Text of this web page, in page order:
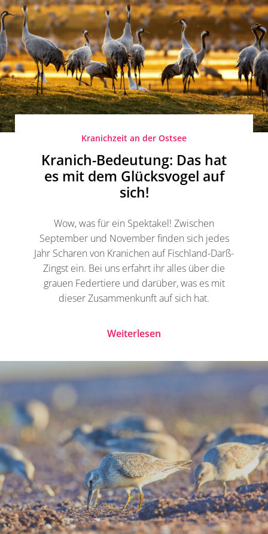
Kranichzeit an der Ostsee
Kranich-Bedeutung: Das hat
es mit dem Glücksvogel auf
sich!
Wow, was für ein Spektakel! Zwischen
September und November finden sich jedes
Jahr Scharen von Kranichen auf Fischland-Darß-
Zingst ein. Bei uns erfahrt ihr alles über die
grauen Federtiere und darüber, was es mit
dieser Zusammenkunft auf sich hat.
Weiterlesen